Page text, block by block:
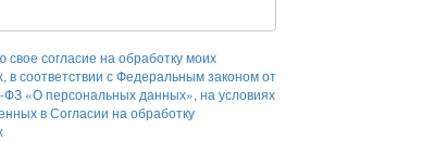
согласие на обработку моих
в соответствии с Федеральным законом от
«О персональных данных», на условиях
в Согласии на обработку